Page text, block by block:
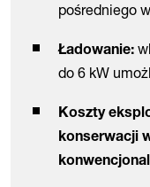
pośredniego
Ładowanie:
do 6 kW
Koszty
konserwacji